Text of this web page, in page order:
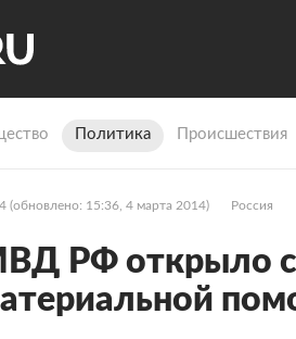
Политика Происшествия
(обновлено: 15:36, 4 марта 2014) Россия
РФ открыло